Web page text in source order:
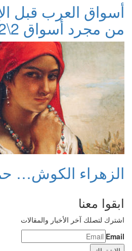
أسواق العرب قبل
من مجرد أسواق 2\2
الزهراء الكوش…
ابقوا معنا
اشترك لتصلك آخر الأخبار والمقالات
Email